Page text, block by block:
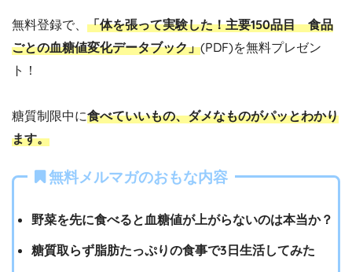
無料登録で、 「体を張って実験した！主要150品目 食品
ごとの血糖値変化データブック」(PDF)を無料プレゼン
ト！
糖質制限中に食べていいもの、ダメなものがパッとわかり
ます。
無料メルマガのおもな内容
野菜を先に食べると血糖値が上がらないのは本当か？
糖質取らず脂肪たっぷりの食事で3日生活してみた